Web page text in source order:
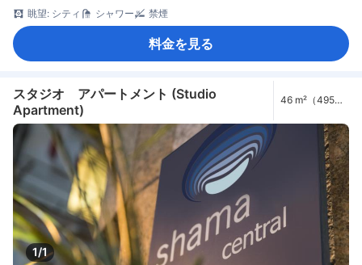
眺望: シティ
シャワー 禁煙
料金を見る
スタジオ アパートメント (Studio
Apartment)
46 m²（495
1/1